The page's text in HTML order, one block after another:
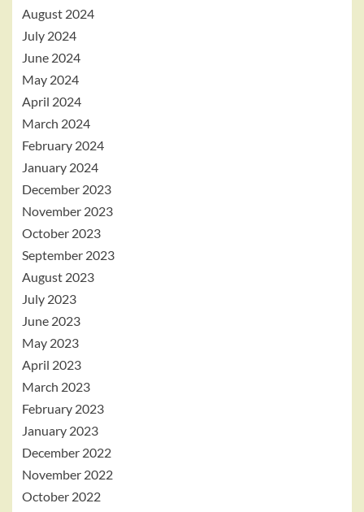
August 2024
July 2024
June 2024
May 2024
April 2024
March 2024
February 2024
January 2024
December 2023
November 2023
October 2023
September 2023
August 2023
July 2023
June 2023
May 2023
April 2023
March 2023
February 2023
January 2023
December 2022
November 2022
October 2022